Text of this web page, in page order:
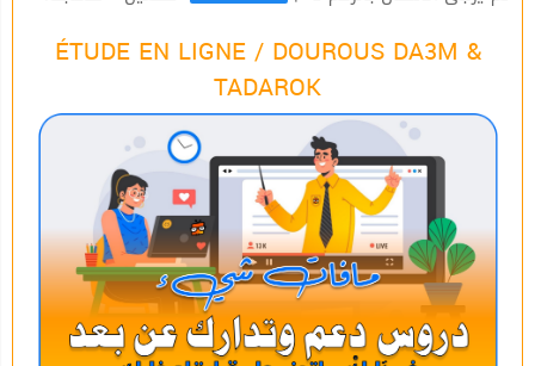
ÉTUDE EN LIGNE / DOUROUS DA3M &
TADAROK